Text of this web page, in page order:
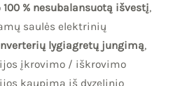
100 % nesubalansuotą išvestį,
saulės elektrinių
lygiagretų jungimą,
įkrovimo / iškrovimo
kaupimą iš dyzelinio